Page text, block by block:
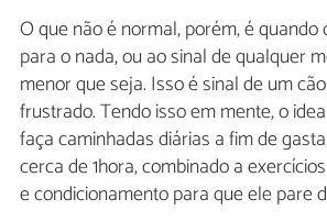
O que não é normal, porém, é
para o nada, ou ao sinal de qualquer
menor que seja. Isso é sinal de um
frustrado. Tendo isso em mente, o
faça caminhadas diárias a fim de
cerca de 1hora, combinado a
e condicionamento para que ele pare